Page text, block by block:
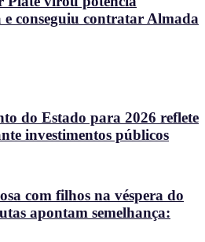
conseguiu contratar Almada
do Estado para 2026 reflete
investimentos públicos
com filhos na véspera do
apontam semelhança: